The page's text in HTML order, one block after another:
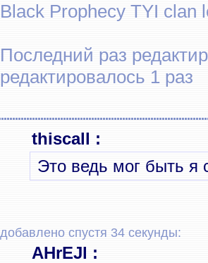
Black Prophecy TYI clan
Последний раз
редактировалось 1 раз
thiscall :
Это ведь мог быть
добавлено спустя 34 секунды:
AHrEJl :